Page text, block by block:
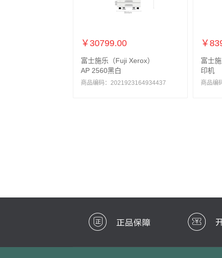
￥30799.00
富士施乐（Fuji Xerox）
AP 2560黑白
商品编码：2021923164934437
￥
富士
印机
商品编